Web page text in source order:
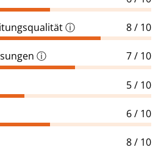
ⓘ 8 / 10
ⓘ 7 / 10
5 / 10
6 / 10
8 / 10